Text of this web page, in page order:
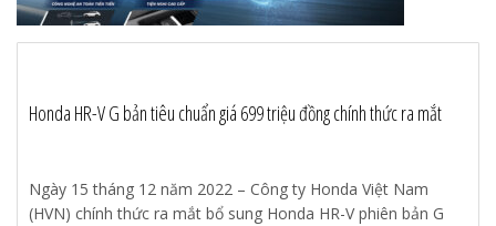
Honda HR-V G bản tiêu chuẩn giá 699 triệu đồng chính thức ra mắt
Ngày 15 tháng 12 năm 2022 – Công ty Honda Việt Nam
(HVN) chính thức ra mắt bổ sung Honda HR-V phiên bản G